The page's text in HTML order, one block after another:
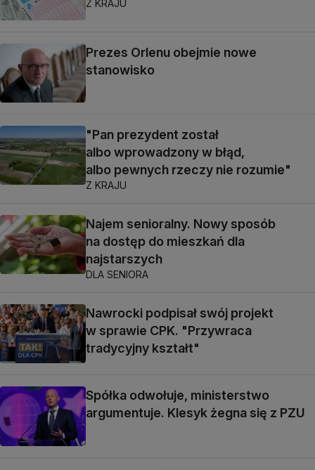
Z KRAJU
Prezes Orlenu obejmie nowe
stanowisko
"Pan prezydent został
albo wprowadzony w błąd,
albo pewnych rzeczy nie rozumie"
Z KRAJU
Najem senioralny. Nowy sposób
na dostęp do mieszkań dla
najstarszych
DLA SENIORA
Nawrocki podpisał swój projekt
w sprawie CPK. "Przywraca
tradycyjny kształt"
Spółka odwołuje, ministerstwo
argumentuje. Klesyk żegna się z PZU